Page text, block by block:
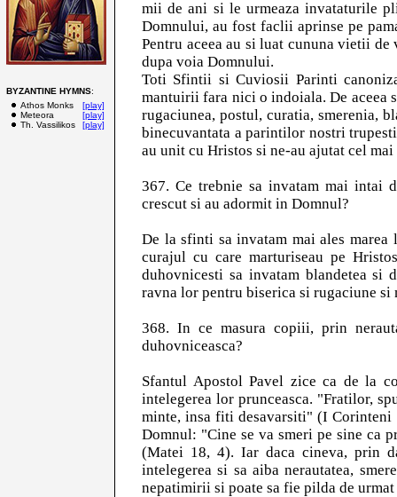
BYZANTINE HYMNS:
Athos Monks
[play]
Meteora
[play]
Th. Vassilikos
[play]
mii de ani si le urmeaza invataturile
Domnului, au fost faclii aprinse pe
Pentru aceea au si luat cununa vietii
dupa voia Domnului.
Toti Sfintii si Cuviosii Parinti
mantuirii fara nici o indoiala. De aceea
rugaciunea, postul, curatia, smerenia,
binecuvantata a parintilor nostri
au unit cu Hristos si ne-au ajutat cel
367. Ce trebnie sa invatam mai intai
crescut si au adormit in Domnul?
De la sfinti sa invatam mai ales
curajul cu care marturiseau pe
duhovnicesti sa invatam blandetea si
ravna lor pentru biserica si rugaciune
368. In ce masura copiii, prin
duhovniceasca?
Sfantul Apostol Pavel zice ca de la
intelegerea lor prunceasca. "Fratilor,
minte, insa fiti desavarsiti" (I Corinteni
Domnul: "Cine se va smeri pe sine ca
(Matei 18, 4). Iar daca cineva, prin
intelegerea si sa aiba nerautatea,
nepatimirii si poate sa fie pilda de